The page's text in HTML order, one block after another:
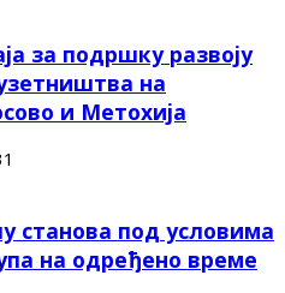
за подршку развоју
на
и Метохија
станова под условима
на одређено време